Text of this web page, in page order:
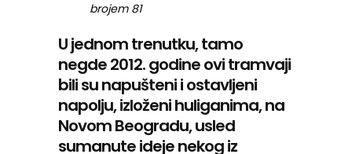
brojem 81
U jednom trenutku, tamo
negde 2012. godine ovi tramvaji
bili su napušteni i ostavljeni
napolju, izloženi huliganima, na
Novom Beogradu, usled
sumanute ideje nekog iz